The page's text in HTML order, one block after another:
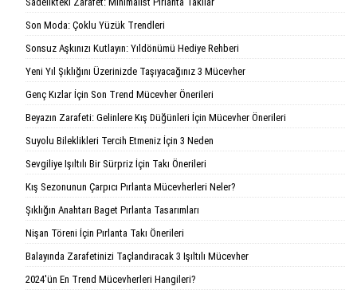
Son Moda: Çoklu Yüzük Trendleri
Sonsuz Aşkınızı Kutlayın: Yıldönümü Hediye Rehberi
Yeni Yıl Şıklığını Üzerinizde Taşıyacağınız 3 Mücevher
Genç Kızlar İçin Son Trend Mücevher Önerileri
Beyazın Zarafeti: Gelinlere Kış Düğünleri İçin Mücevher Önerileri
Suyolu Bileklikleri Tercih Etmeniz İçin 3 Neden
Sevgiliye Işıltılı Bir Sürpriz İçin Takı Önerileri
Kış Sezonunun Çarpıcı Pırlanta Mücevherleri Neler?
Şıklığın Anahtarı Baget Pırlanta Tasarımları
Nişan Töreni İçin Pırlanta Takı Önerileri
Balayında Zarafetinizi Taçlandıracak 3 Işıltılı Mücevher
2024'ün En Trend Mücevherleri Hangileri?